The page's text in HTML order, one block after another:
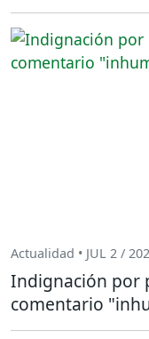
Actualidad • JUL 2 /
Indignación por
comentario